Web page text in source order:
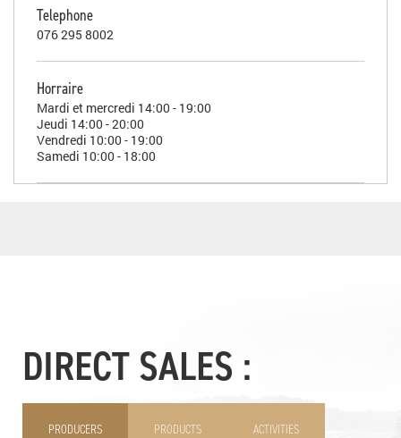
Telephone
076 295 8002
Horraire
Mardi et mercredi 14:00 - 19:00
Jeudi 14:00 - 20:00
Vendredi 10:00 - 19:00
Samedi 10:00 - 18:00
DIRECT SALES :
PRODUCERS PRODUCTS ACTIVITIES